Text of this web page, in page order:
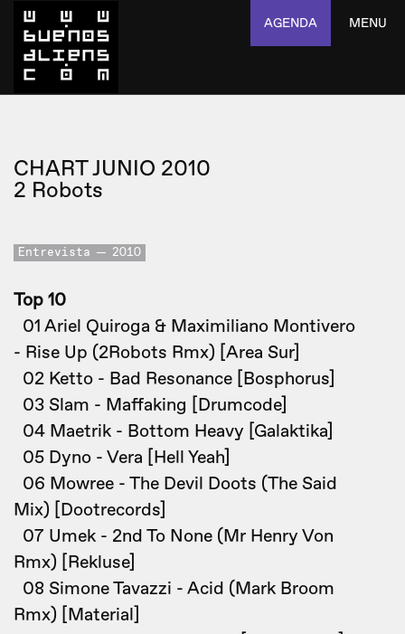
AGENDA MENU
CHART JUNIO 2010
2 Robots
Entrevista 2010
Top 10
01 Ariel Quiroga & Maximiliano Montivero
- Rise Up (2Robots Rmx) [Area Sur]
02 Ketto - Bad Resonance [Bosphorus]
03 Slam - Maffaking [Drumcode]
04 Maetrik - Bottom Heavy [Galaktika]
05 Dyno - Vera [Hell Yeah]
06 Mowree - The Devil Doots (The Said
Mix) [Dootrecords]
07 Umek - 2nd To None (Mr Henry Von
Rmx) [Rekluse]
08 Simone Tavazzi - Acid (Mark Broom
Rmx) [Material]